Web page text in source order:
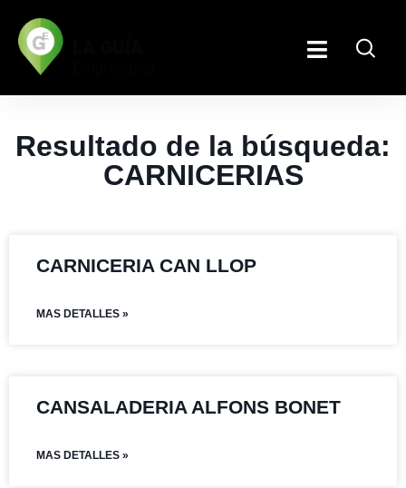
Resultado de la búsqueda:
CARNICERIAS
CARNICERIA CAN LLOP
MAS DETALLES »
CANSALADERIA ALFONS BONET
MAS DETALLES »